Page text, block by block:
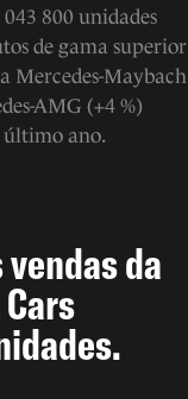
800 unidades
de gama superior
Mercedes-Maybach
AMG (+4 %)
último ano.
da